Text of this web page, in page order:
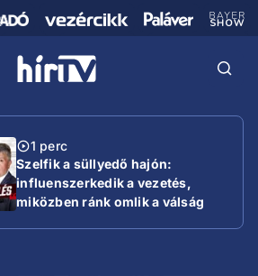
1 perc
Szelfik a süllyedő hajón:
influenszerkedik a vezetés,
miközben ránk omlik a válság